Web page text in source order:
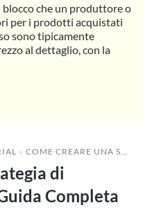
che un produttore o
per i prodotti acquistati
sono tipicamente
al dettaglio, con la
» COME CREARE UNA STRATEGIA DI CONTENUTI B2B: UNA GUIDA COMPLETA
di
Completa